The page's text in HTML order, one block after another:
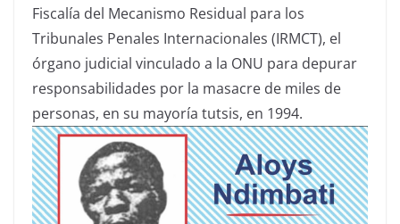
Fiscalía del Mecanismo Residual para los
Tribunales Penales Internacionales (IRMCT), el
órgano judicial vinculado a la ONU para depurar
responsabilidades por la masacre de miles de
personas, en su mayoría tutsis, en 1994.